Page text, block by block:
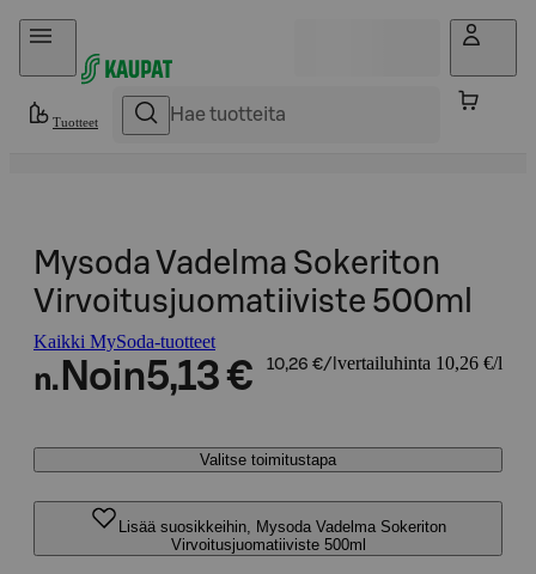
Hyppää sisältöön
Tuotteet
Mysoda Vadelma Sokeriton
Virvoitusjuomatiiviste 500ml
Kaikki MySoda-tuotteet
n. Noin5,13 € 10,26 €/l vertailuhinta 10,26 €/l
Valitse toimitustapa
Lisää suosikkeihin, Mysoda Vadelma Sokeriton
Virvoitusjuomatiiviste 500ml